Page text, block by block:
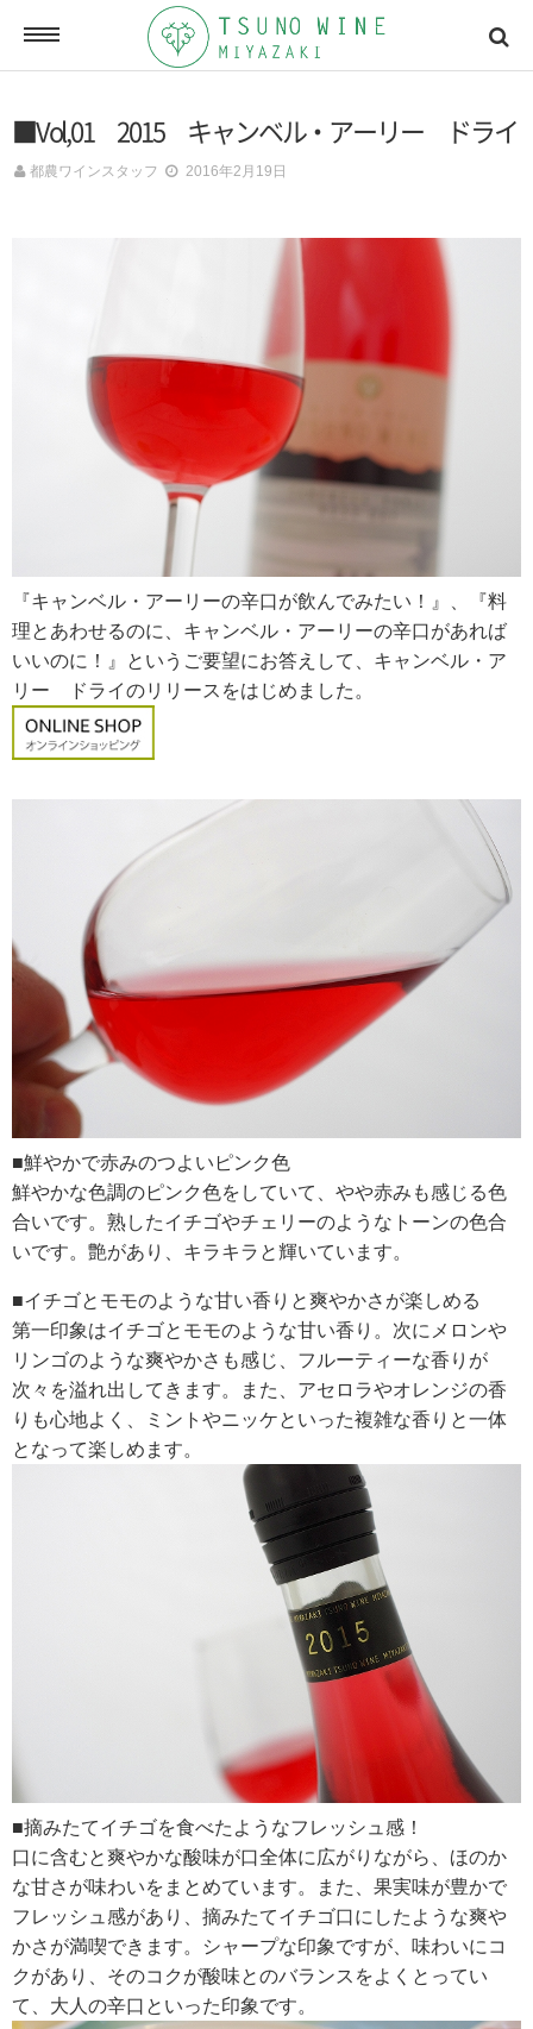
ONLINE SHOP
オンラインショッピング
NEWSLETTERS
ACCESSMAP
アクセスマップ
RECRUIT
求人情報
DATA
■Vol,01 2015 キャンベル・アーリー ドライ
都農ワインスタッフ 2016年2月19日
『キャンベル・アーリーの辛口が飲んでみたい！』、『料
理とあわせるのに、キャンベル・アーリーの辛口があれば
いいのに！』というご要望にお答えして、キャンベル・ア
リー ドライのリリースをはじめました。
■鮮やかで赤みのつよいピンク色
鮮やかな色調のピンク色をしていて、やや赤みも感じる色
合いです。熟したイチゴやチェリーのようなトーンの色合
いです。艶があり、キラキラと輝いています。
■イチゴとモモのような甘い香りと爽やかさが楽しめる
第一印象はイチゴとモモのような甘い香り。次にメロンや
リンゴのような爽やかさも感じ、フルーティーな香りが
次々を溢れ出してきます。また、アセロラやオレンジの香
りも心地よく、ミントやニッケといった複雑な香りと一体
となって楽しめます。
■摘みたてイチゴを食べたようなフレッシュ感！
口に含むと爽やかな酸味が口全体に広がりながら、ほのか
な甘さが味わいをまとめています。また、果実味が豊かで
フレッシュ感があり、摘みたてイチゴ口にしたような爽や
かさが満喫できます。シャープな印象ですが、味わいにコ
クがあり、そのコクが酸味とのバランスをよくとってい
て、大人の辛口といった印象です。